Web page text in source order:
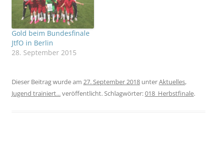
Gold beim Bundesfinale
JtfO in Berlin
28. September 2015
Dieser Beitrag wurde am 27. September 2018 unterAktuelles,
Jugend trainiert...veröffentlicht. Schlagwörter:018_Herbstfinale.